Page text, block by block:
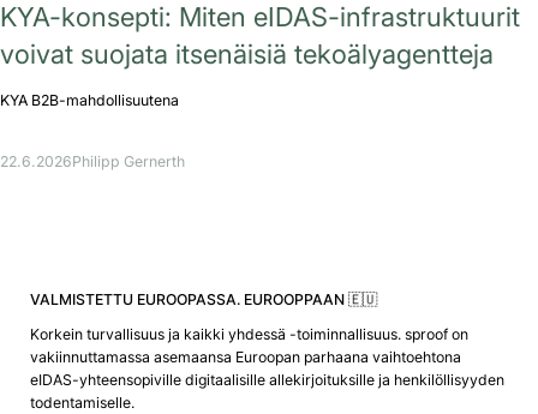
KYA-konsepti: Miten eIDAS-infrastruktuurit
voivat suojata itsenäisiä tekoälyagentteja
KYA B2B-mahdollisuutena
22.6.2026Philipp Gernerth
VALMISTETTU EUROOPASSA. EUROOPPAAN 🇪🇺
Korkein turvallisuus ja kaikki yhdessä -toiminnallisuus. sproof on
vakiinnuttamassa asemaansa Euroopan parhaana vaihtoehtona
eIDAS-yhteensopiville digitaalisille allekirjoituksille ja henkilöllisyyden
todentamiselle.